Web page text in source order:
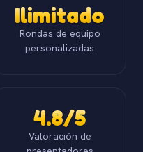
Ilimitado
Rondas de equipo
personalizadas
4.8/5
Valoración de